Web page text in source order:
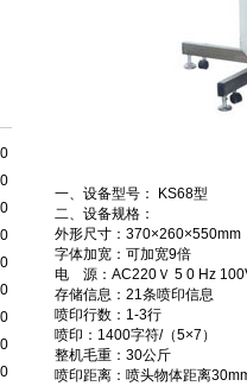
一、设备型号： KS68型
二、设备规格：
外形尺寸：370×260×550mm
字体加宽：可加宽9倍
电 源：AC220Ｖ 5 0 Hz
存储信息：21条喷印信息
喷印行数：1-3行
喷印：1400字符/（5×7）
整机毛重：30公斤
喷印距离：喷头物体距离